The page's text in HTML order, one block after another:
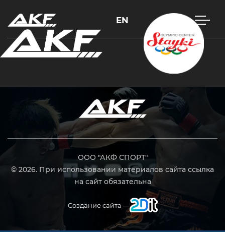
EN
ООО "АКФ СПОРТ"
© 2026. При использовании материалов сайта ссылка
на сайт обязательна
Создание сайта —
Нажмите Enter для поиска или Esc, чтобы закрыть